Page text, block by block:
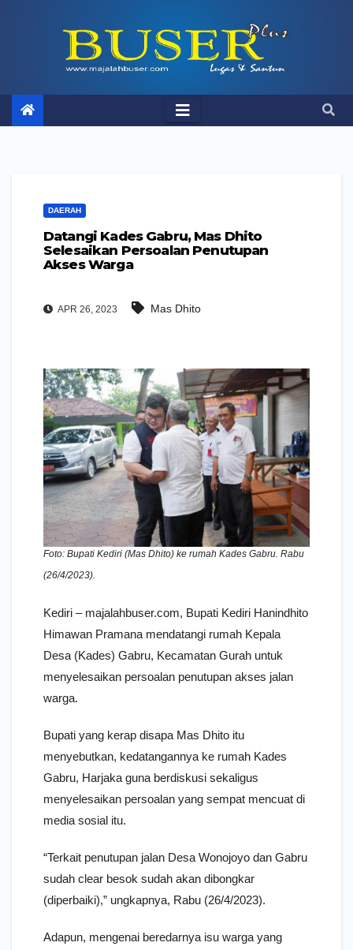
DAERAH
Datangi Kades Gabru, Mas Dhito
Selesaikan Persoalan Penutupan
Akses Warga
APR 26, 2023 Mas Dhito
Foto: Bupati Kediri (Mas Dhito) ke rumah Kades Gabru. Rabu
(26/4/2023).
Kediri – majalahbuser.com, Bupati Kediri Hanindhito
Himawan Pramana mendatangi rumah Kepala
Desa (Kades) Gabru, Kecamatan Gurah untuk
menyelesaikan persoalan penutupan akses jalan
warga.
Bupati yang kerap disapa Mas Dhito itu
menyebutkan, kedatangannya ke rumah Kades
Gabru, Harjaka guna berdiskusi sekaligus
menyelesaikan persoalan yang sempat mencuat di
media sosial itu.
“Terkait penutupan jalan Desa Wonojoyo dan Gabru
sudah clear besok sudah akan dibongkar
(diperbaiki),” ungkapnya, Rabu (26/4/2023).
Adapun, mengenai beredarnya isu warga yang